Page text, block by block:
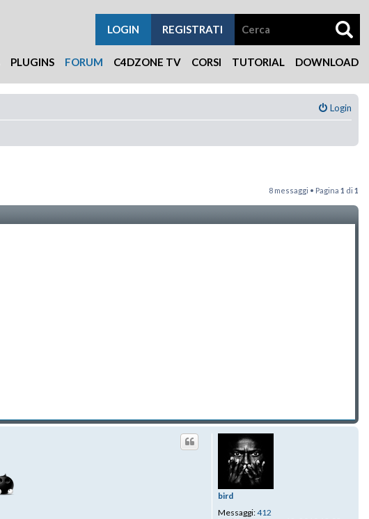
PLUGINS FORUM C4DZONE TV CORSI TUTORIAL DOWNLOAD
REGISTRATI
LOGIN
Login
8 messaggi • Pagina 1 di 1
bird
Messaggi:412